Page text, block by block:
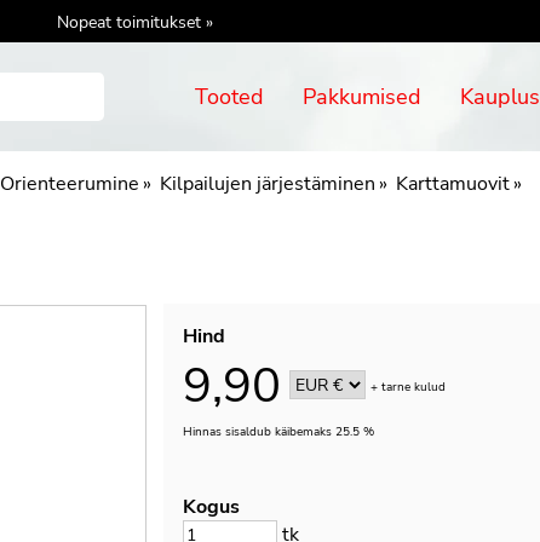
Nopeat toimitukset »
Tooted Pakkumised Kauplus
Orienteerumine ‪» Kilpailujen järjestäminen ‪» Karttamuovit‪»
Hind
9,90 +tarne kulud
Hinnas sisaldub käibemaks 25.5 %
Kogus
tk